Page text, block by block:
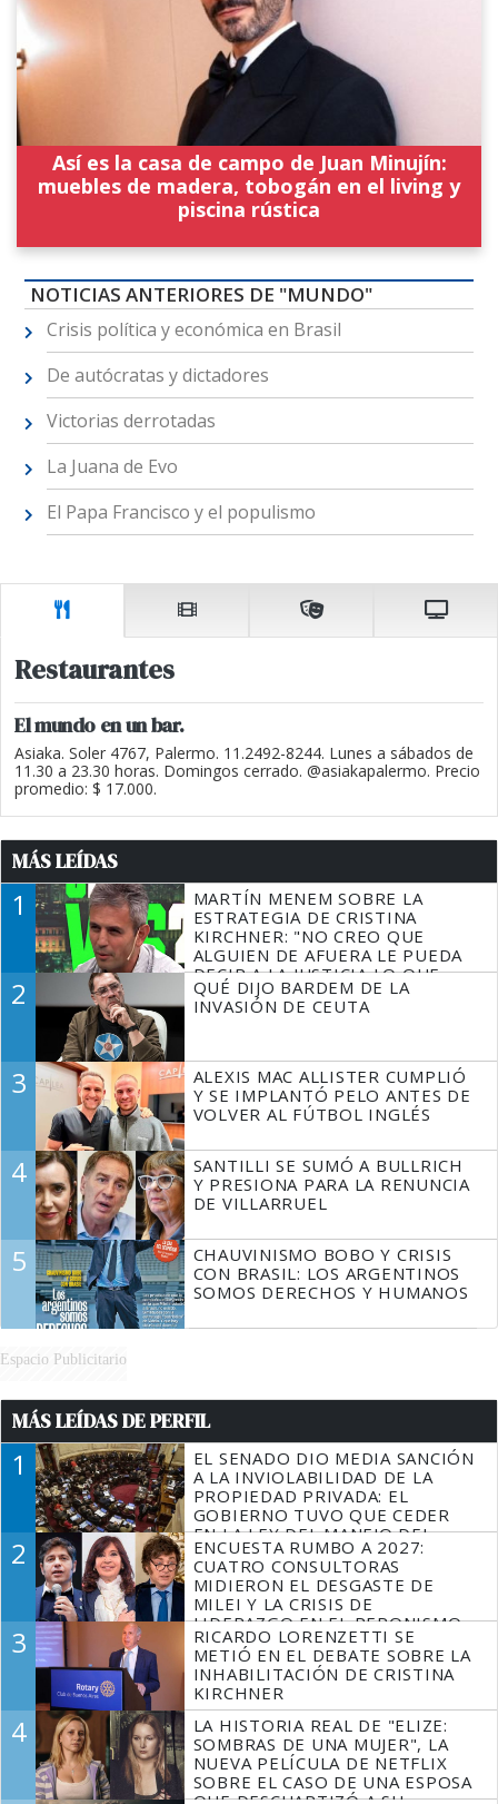
Así es la casa de campo de Juan Minujín:
muebles de madera, tobogán en el living y
piscina rústica
NOTICIAS ANTERIORES DE "MUNDO"
Crisis política y económica en Brasil
De autócratas y dictadores
Victorias derrotadas
La Juana de Evo
El Papa Francisco y el populismo
Restaurantes
El mundo en un bar.
Asiaka. Soler 4767, Palermo. 11.2492-8244. Lunes a sábados de
11.30 a 23.30 horas. Domingos cerrado. @asiakapalermo. Precio
promedio: $ 17.000.
MÁS LEÍDAS
1
MARTÍN MENEM SOBRE LA
ESTRATEGIA DE CRISTINA
KIRCHNER: "NO CREO QUE
ALGUIEN DE AFUERA LE PUEDA
DECIR A LA JUSTICIA LO QUE
TIENE QUE HACER"
2
QUÉ DIJO BARDEM DE LA
INVASIÓN DE CEUTA
3
ALEXIS MAC ALLISTER CUMPLIÓ
Y SE IMPLANTÓ PELO ANTES DE
VOLVER AL FÚTBOL INGLÉS
4
SANTILLI SE SUMÓ A BULLRICH
Y PRESIONA PARA LA RENUNCIA
DE VILLARRUEL
5
CHAUVINISMO BOBO Y CRISIS
CON BRASIL: LOS ARGENTINOS
SOMOS DERECHOS Y HUMANOS
Espacio Publicitario
MÁS LEÍDAS DE PERFIL
1
EL SENADO DIO MEDIA SANCIÓN
A LA INVIOLABILIDAD DE LA
PROPIEDAD PRIVADA: EL
GOBIERNO TUVO QUE CEDER
EN LA LEY DEL MANEJO DEL
FUEGO
2
ENCUESTA RUMBO A 2027:
CUATRO CONSULTORAS
MIDIERON EL DESGASTE DE
MILEI Y LA CRISIS DE
LIDERAZGO EN EL PERONISMO
3
RICARDO LORENZETTI SE
METIÓ EN EL DEBATE SOBRE LA
INHABILITACIÓN DE CRISTINA
KIRCHNER
4
LA HISTORIA REAL DE "ELIZE:
SOMBRAS DE UNA MUJER", LA
NUEVA PELÍCULA DE NETFLIX
SOBRE EL CASO DE UNA ESPOSA